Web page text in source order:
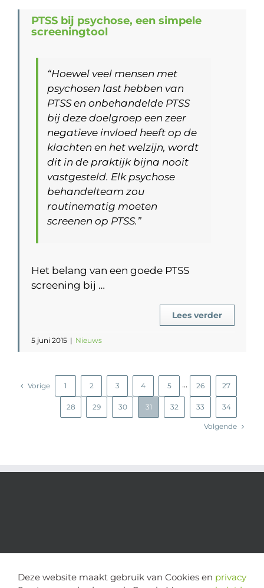
PTSS bij psychose, een simpele
screeningtool
“Hoewel veel mensen met
psychosen last hebben van
PTSS en onbehandelde PTSS
bij deze doelgroep een zeer
negatieve invloed heeft op de
klachten en het welzijn, wordt
dit in de praktijk bijna nooit
vastgesteld. Elk psychose
behandelteam zou
routinematig moeten
screenen op PTSS.”
Het belang van een goede PTSS
screening bij …
Lees verder
5 juni 2015 | Nieuws
Vorige 1 2 3 4 5 ··· 26 27
28 29 30 31 32 33 34
Volgende
Deze website maakt gebruik van Cookies en privacy